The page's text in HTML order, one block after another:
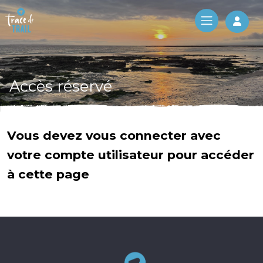
Log
Accès réservé
Vous devez vous connecter avec
votre compte utilisateur pour accéder
à cette page